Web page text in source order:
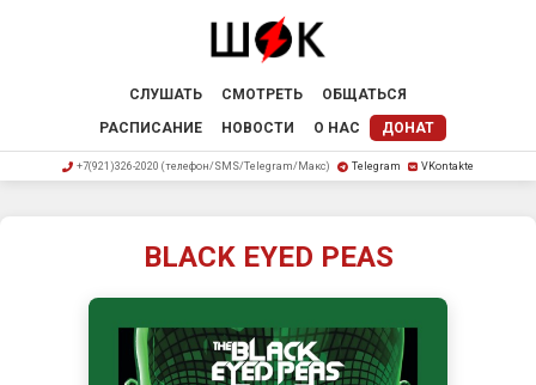
СЛУШАТЬ СМОТРЕТЬ
ОБЩАТЬСЯ
РАСПИСАНИЕ
НОВОСТИ О НАС ДОНАТ
+7(921)326-2020 (телефон/SMS/Telegram/Макс) Telegram VKontakte
BLACK EYED PEAS